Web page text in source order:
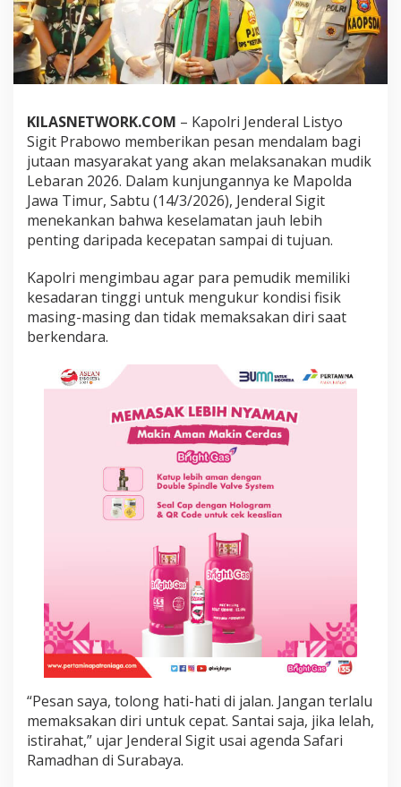
t
:
"
J
n
g
a
n
P
a
k
s
a
e
p
a
U
m
a
k
K
e
s
n
a
a
r
L
e
b
KILASNETWORK.COM – Kapolri Jenderal Listyo
Sigit Prabowo memberikan pesan mendalam bagi
jutaan masyarakat yang akan melaksanakan mudik
Lebaran 2026. Dalam kunjungannya ke Mapolda
Jawa Timur, Sabtu (14/3/2026), Jenderal Sigit
menekankan bahwa keselamatan jauh lebih
penting daripada kecepatan sampai di tujuan.
Kapolri mengimbau agar para pemudik memiliki
kesadaran tinggi untuk mengukur kondisi fisik
masing-masing dan tidak memaksakan diri saat
berkendara.
“Pesan saya, tolong hati-hati di jalan. Jangan terlalu
memaksakan diri untuk cepat. Santai saja, jika lelah,
istirahat,” ujar Jenderal Sigit usai agenda Safari
Ramadhan di Surabaya.